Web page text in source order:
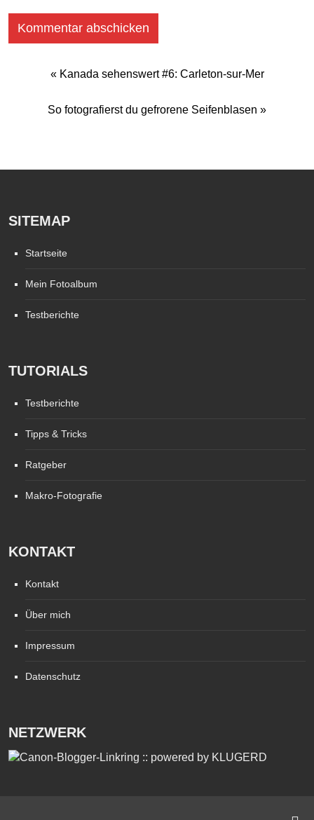
« Kanada sehenswert #6: Carleton-sur-Mer
So fotografierst du gefrorene Seifenblasen »
SITEMAP
Startseite
Mein Fotoalbum
Testberichte
TUTORIALS
Testberichte
Tipps & Tricks
Ratgeber
Makro-Fotografie
KONTAKT
Kontakt
Über mich
Impressum
Datenschutz
NETZWERK